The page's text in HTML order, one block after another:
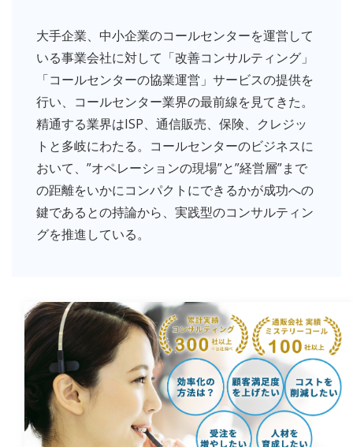
大手企業、中小企業のコールセンターを運営して
いる事業会社に対して「改善コンサルティング」
「コールセンターの協業運営」サービスの提供を
行い、コールセンター業界の最前線を見てきた。
精通する業界はISP、通信販売、保険、クレジッ
トと多岐にわたる。コールセンターのビジネスに
おいて、”オペレーションの現場”と”経営層”まで
の距離をいかにコンパクトにできるかが成功への
鍵であるとの持論から、実践型のコンサルティン
グを推進している。